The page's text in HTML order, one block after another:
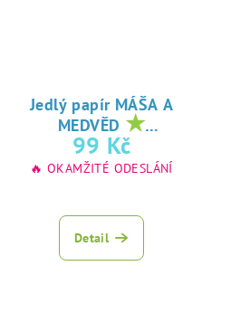
Jedlý papír MÁŠA A
MEDVĚD ★
oblíbený tisk na
jedlý papír
99 Kč
🔥 OKAMŽITÉ ODESLÁNÍ
Detail